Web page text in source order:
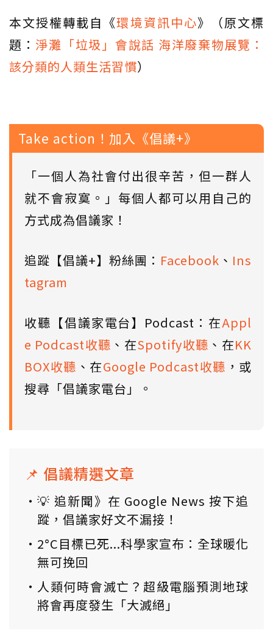
本文授權轉載自《環境資訊中心》（原文標
題： 淨灘「垃圾」會說話 海洋廢棄物展覽：
該分類的人類生活習慣）
Take action！加入《倡議+》
「一個人為社會付出很辛苦，但一群人
就不會寂寞。」每個人都可以用自己的
方式成為倡議家！
追蹤【倡議+】粉絲團： Facebook 、 Ins
tagram
收聽【倡議家電台】Podcast：在Appl
e Podcast收聽 、在Spotify收聽 、在KK
BOX收聽 、在Google Podcast收聽 ，或
搜尋「倡議家電台」。
📌 倡議精選文章
💡 追新聞》在 Google News 按下追
蹤，倡議家好文不漏接！
2°C目標已死...科學家宣布：全球暖化
無可挽回
人類何時會滅亡？超級電腦預測地球
將會再度發生「大滅絕」